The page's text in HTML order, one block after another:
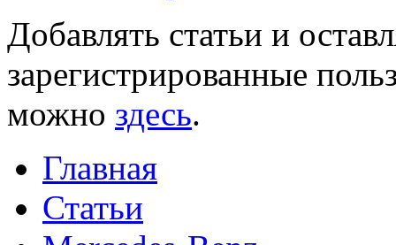
Добавлять статьи и
зарегистрированные
можно здесь.
Главная
Статьи